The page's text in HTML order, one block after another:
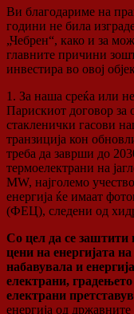
Ви благодариме на
години не била
„Чебрен“, како и за
главните причини
инвестира во овој
1. За наша среќа или
Парискиот договор за
стакленички гасови
транзиција кон
треба да заврши до
термоелектрани на
MW, најголемо
енергија ќе имаат
(ФЕЦ), следени од
Со цел да се заштити
цени на енергијата
набавувала и
електрани,
електрани
енергија од